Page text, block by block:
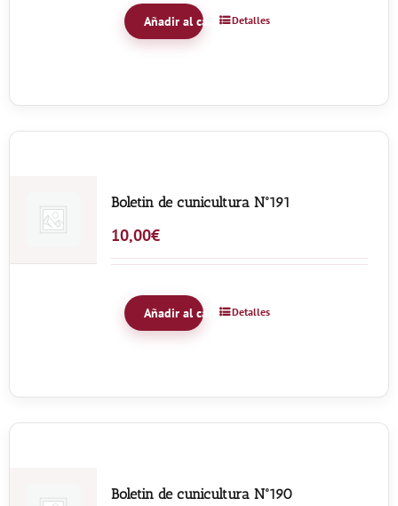
Añadir al carritoDetalles
Boletin de cunicultura Nº191
10,00€
Añadir al carritoDetalles
Boletin de cunicultura Nº190